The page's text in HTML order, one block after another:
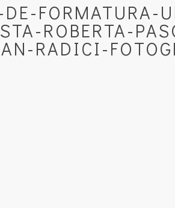
FORMATURA-
ROBERTA-
RADICI-